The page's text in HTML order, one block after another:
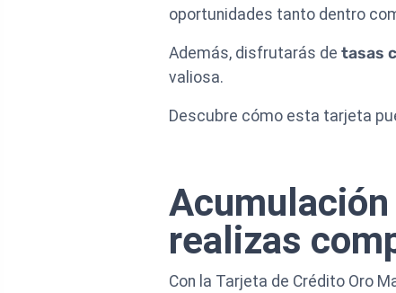
oportunidades tanto dentro
Además, disfrutarás de tasas
valiosa.
Descubre cómo esta tarjeta
realizas
Con la Tarjeta de Crédito Oro